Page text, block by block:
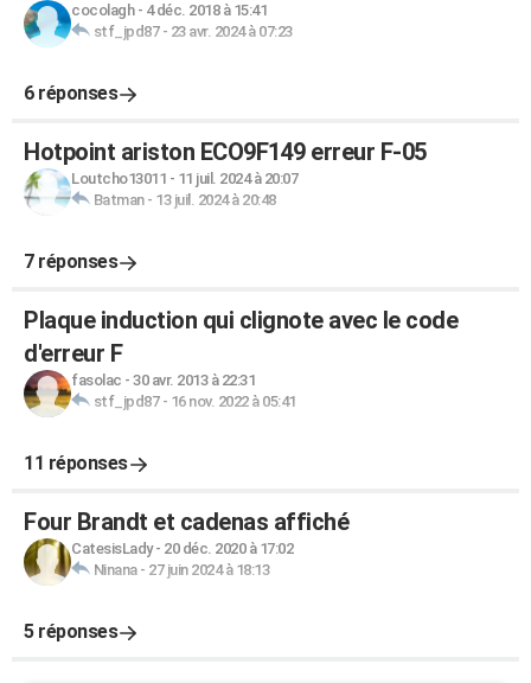
cocolagh- 4 déc. 2018 à 15:41
stf_jpd87- 23 avr. 2024 à 07:23
6 réponses
Hotpoint ariston ECO9F149 erreur F-05
Loutcho13011 - 11 juil. 2024 à 20:07
Batman- 13 juil. 2024 à 20:48
7 réponses
Plaque induction qui clignote avec le code
d'erreur F
fasolac - 30 avr. 2013 à 22:31
stf_jpd87- 16 nov. 2022 à 05:41
11 réponses
Four Brandt et cadenas affiché
CatesisLady- 20 déc. 2020 à 17:02
Ninana- 27 juin 2024 à 18:13
5 réponses